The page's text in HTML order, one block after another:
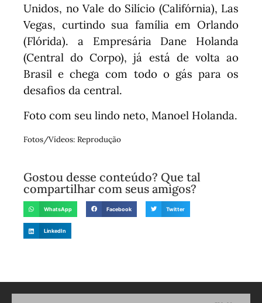
Unidos, no Vale do Silício (Califórnia), Las
Vegas, curtindo sua família em Orlando
(Flórida). aEmpresária Dane Holanda
(Central do Corpo), já está de volta ao
Brasil e chega com todo o gás para os
desafios da central.
Foto com seu lindo neto, Manoel Holanda.
Fotos/Vídeos: Reprodução
Gostou desse conteúdo? Que tal
compartilhar com seus amigos?
WhatsApp Facebook Twitter
LinkedIn